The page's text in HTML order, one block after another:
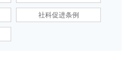
社科促进条例